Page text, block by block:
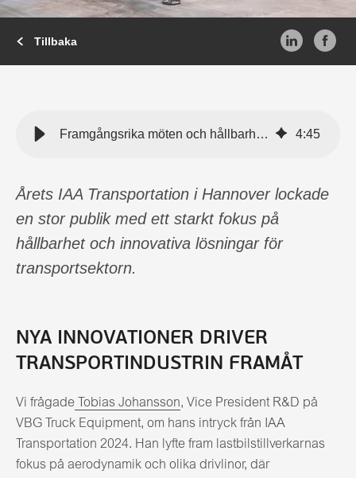
Tillbaka
Framgångsrika möten och hållbarhetsfokus på IAA Transportation 2024 4:45
Årets IAA Transportation i Hannover lockade
en stor publik med ett starkt fokus på
hållbarhet och innovativa lösningar för
transportsektorn.
NYA INNOVATIONER DRIVER
TRANSPORTINDUSTRIN FRAMÅT
Vi frågade Tobias Johansson, Vice President R&D på
VBG Truck Equipment, om hans intryck från IAA
Transportation 2024. Han lyfte fram lastbilstillverkarnas
fokus på aerodynamik och olika drivlinor, där